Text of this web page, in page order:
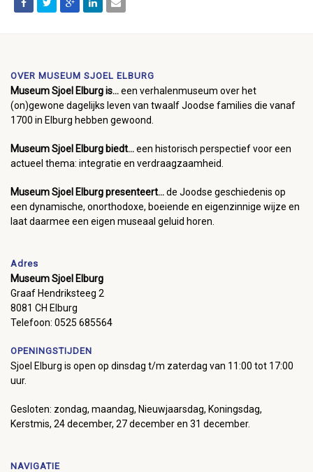
OVER MUSEUM SJOEL ELBURG
Museum Sjoel Elburg is...een verhalenmuseum over het
(on)gewone dagelijks leven van twaalf Joodse families die vanaf
1700 in Elburg hebben gewoond.
Museum Sjoel Elburg biedt...een historisch perspectief voor een
actueel thema: integratie en verdraagzaamheid.
Museum Sjoel Elburg presenteert...de Joodse geschiedenis op
een dynamische, onorthodoxe, boeiende en eigenzinnige wijze en
laat daarmee een eigen museaal geluid horen.
Adres
Museum Sjoel Elburg
Graaf Hendriksteeg 2
8081 CH Elburg
Telefoon: 0525 685564
OPENINGSTIJDEN
Sjoel Elburg is open op dinsdag t/m zaterdag van 11:00 tot 17:00
uur.
Gesloten: zondag, maandag, Nieuwjaarsdag, Koningsdag,
Kerstmis, 24 december, 27 december en 31 december.
NAVIGATIE